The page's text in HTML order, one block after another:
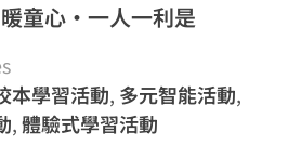
童心·一人一利是
本學習活動, 多元智能活動,
,體驗式學習活動